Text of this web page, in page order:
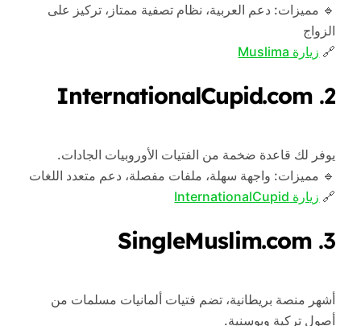
🔹 مميزات: دعم العربية، نظام تصفية ممتاز، تركيز على
الزواج
🔗 زيارة Muslima
2.
InternationalCupid.com
يوفر لك قاعدة ضخمة من الفتيات الأوروبيات الجادات.
🔹 مميزات: واجهة سهلة، ملفات مفصلة، دعم متعدد اللغات
🔗 زيارة InternationalCupid
3.
SingleMuslim.com
أشهر منصة بريطانية، تضم فتيات ألمانيات مسلمات من
أصول تركية وبوسنية.